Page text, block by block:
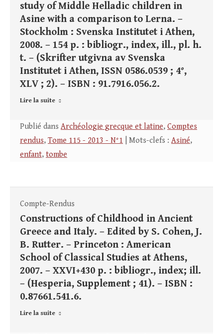
study of Middle Helladic children in
Asine with a comparison to Lerna. –
Stockholm : Svenska Institutet i Athen,
2008. – 154 p. : bibliogr., index, ill., pl. h.
t. – (Skrifter utgivna av Svenska
Institutet i Athen, ISSN 0586.0539 ; 4°,
XLV ; 2). – ISBN : 91.7916.056.2.
Lire la suite
Publié dans Archéologie grecque et latine, Comptes
rendus, Tome 115 - 2013 - N°1 | Mots-clefs : Asiné,
enfant, tombe
Compte-Rendus
Constructions of Childhood in Ancient
Greece and Italy. – Edited by S. Cohen, J.
B. Rutter. – Princeton : American
School of Classical Studies at Athens,
2007. – XXVI+430 p. : bibliogr., index; ill.
– (Hesperia, Supplement ; 41). – ISBN :
0.87661.541.6.
Lire la suite